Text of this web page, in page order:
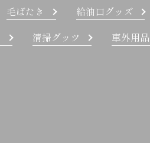
毛ばたき 給油口グッズ
清掃グッツ 車外用品